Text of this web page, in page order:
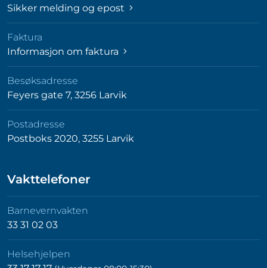
Sikker melding og epost
Faktura
Informasjon om faktura
Besøksadresse
Feyers gate 7, 3256 Larvik
Postadresse
Postboks 2020, 3255 Larvik
Vakttelefoner
Barnevernvakten
33 31 02 03
Helsehjelpen